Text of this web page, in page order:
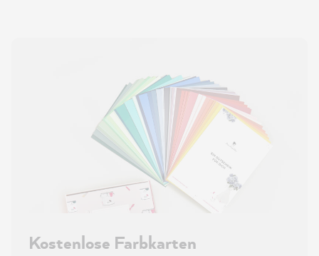
Kostenlose Farbkarten